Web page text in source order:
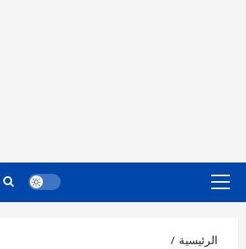
القائمة
الرئيسية